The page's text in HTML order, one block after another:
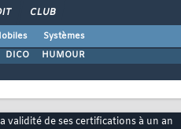
CLUB
Systèmes
DICO HUMOUR
validité de ses certifications à un an